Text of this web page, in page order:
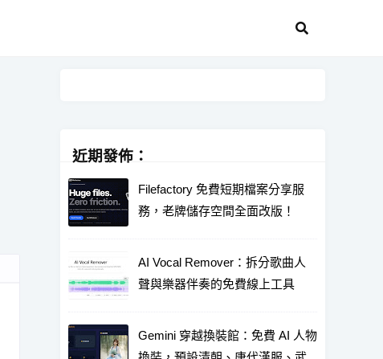
近期發佈：
Filefactory 免費短期檔案分享服
務，老牌儲存空間全面改版！
AI Vocal Remover：拆分歌曲人
聲與樂器伴奏的免費線上工具
Gemini 穿越換裝館：免費 AI 人物